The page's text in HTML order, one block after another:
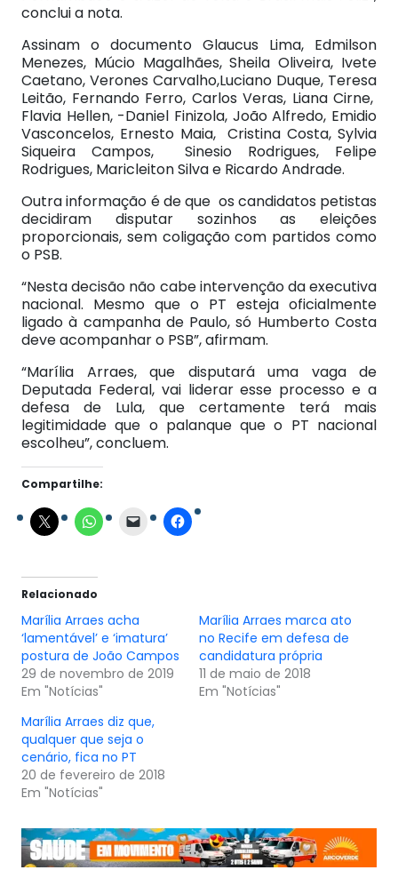
conclui a nota.
Assinam o documento Glaucus Lima, Edmilson
Menezes, Múcio Magalhães, Sheila Oliveira, Ivete
Caetano, Verones Carvalho,Luciano Duque, Teresa
Leitão, Fernando Ferro, Carlos Veras, Liana Cirne,
Flavia Hellen, -Daniel Finizola, João Alfredo, Emidio
Vasconcelos, Ernesto Maia, Cristina Costa, Sylvia
Siqueira Campos, Sinesio Rodrigues, Felipe
Rodrigues, Maricleiton Silva e Ricardo Andrade.
Outra informação é de que os candidatos petistas
decidiram disputar sozinhos as eleições
proporcionais, sem coligação com partidos como
o PSB.
“Nesta decisão não cabe intervenção da executiva
nacional. Mesmo que o PT esteja oficialmente
ligado à campanha de Paulo, só Humberto Costa
deve acompanhar o PSB”, afirmam.
“Marília Arraes, que disputará uma vaga de
Deputada Federal, vai liderar esse processo e a
defesa de Lula, que certamente terá mais
legitimidade que o palanque que o PT nacional
escolheu”, concluem.
Compartilhe:
Relacionado
Marília Arraes acha
‘lamentável’ e ‘imatura’
postura de João Campos
29 de novembro de 2019
Em "Notícias"
Marília Arraes marca ato
no Recife em defesa de
candidatura própria
11 de maio de 2018
Em "Notícias"
Marília Arraes diz que,
qualquer que seja o
cenário, fica no PT
20 de fevereiro de 2018
Em "Notícias"